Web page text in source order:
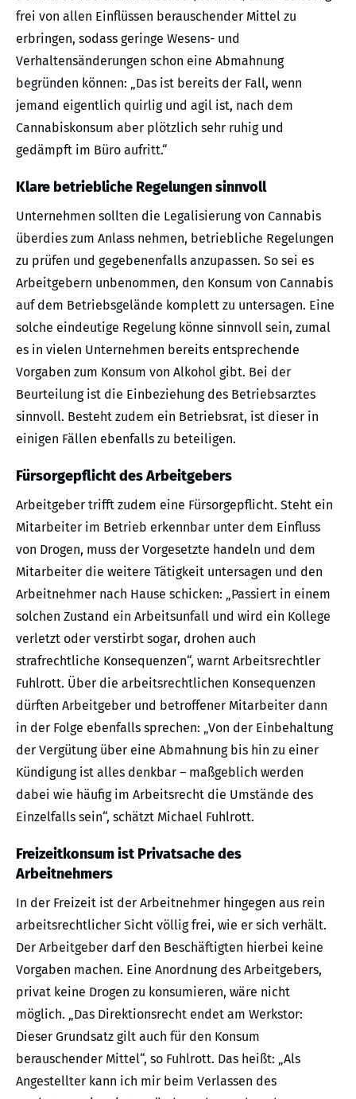
frei von allen Einflüssen berauschender Mittel zu
erbringen, sodass geringe Wesens- und
Verhaltensänderungen schon eine Abmahnung
begründen können: „Das ist bereits der Fall, wenn
jemand eigentlich quirlig und agil ist, nach dem
Cannabiskonsum aber plötzlich sehr ruhig und
gedämpft im Büro aufritt.“
Klare betriebliche Regelungen sinnvoll
Unternehmen sollten die Legalisierung von Cannabis
überdies zum Anlass nehmen, betriebliche Regelungen
zu prüfen und gegebenenfalls anzupassen. So sei es
Arbeitgebern unbenommen, den Konsum von Cannabis
auf dem Betriebsgelände komplett zu untersagen. Eine
solche eindeutige Regelung könne sinnvoll sein, zumal
es in vielen Unternehmen bereits entsprechende
Vorgaben zum Konsum von Alkohol gibt. Bei der
Beurteilung ist die Einbeziehung des Betriebsarztes
sinnvoll. Besteht zudem ein Betriebsrat, ist dieser in
einigen Fällen ebenfalls zu beteiligen.
Fürsorgepflicht des Arbeitgebers
Arbeitgeber trifft zudem eine Fürsorgepflicht. Steht ein
Mitarbeiter im Betrieb erkennbar unter dem Einfluss
von Drogen, muss der Vorgesetzte handeln und dem
Mitarbeiter die weitere Tätigkeit untersagen und den
Arbeitnehmer nach Hause schicken: „Passiert in einem
solchen Zustand ein Arbeitsunfall und wird ein Kollege
verletzt oder verstirbt sogar, drohen auch
strafrechtliche Konsequenzen“, warnt Arbeitsrechtler
Fuhlrott. Über die arbeitsrechtlichen Konsequenzen
dürften Arbeitgeber und betroffener Mitarbeiter dann
in der Folge ebenfalls sprechen: „Von der Einbehaltung
der Vergütung über eine Abmahnung bis hin zu einer
Kündigung ist alles denkbar – maßgeblich werden
dabei wie häufig im Arbeitsrecht die Umstände des
Einzelfalls sein“, schätzt Michael Fuhlrott.
Freizeitkonsum ist Privatsache des
Arbeitnehmers
In der Freizeit ist der Arbeitnehmer hingegen aus rein
arbeitsrechtlicher Sicht völlig frei, wie er sich verhält.
Der Arbeitgeber darf den Beschäftigten hierbei keine
Vorgaben machen. Eine Anordnung des Arbeitgebers,
privat keine Drogen zu konsumieren, wäre nicht
möglich. „Das Direktionsrecht endet am Werkstor:
Dieser Grundsatz gilt auch für den Konsum
berauschender Mittel“, so Fuhlrott. Das heißt: „Als
Angestellter kann ich mir beim Verlassen des